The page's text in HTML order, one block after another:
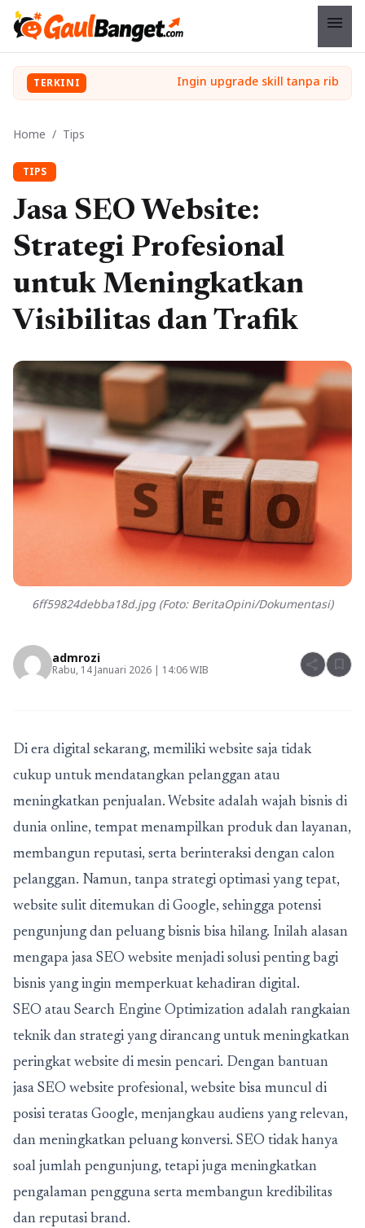
menu
TERKINI
Home / Tips
TIPS
Jasa SEO Website:
Strategi Profesional
untuk Meningkatkan
Visibilitas dan Trafik
6ff59824debba18d.jpg (Foto: BeritaOpini/Dokumentasi)
admrozi
Rabu, 14 Januari 2026 | 14:06 WIB share bookmark
Di era digital sekarang, memiliki website saja tidak
cukup untuk mendatangkan pelanggan atau
meningkatkan penjualan. Website adalah wajah bisnis di
dunia online, tempat menampilkan produk dan layanan,
membangun reputasi, serta berinteraksi dengan calon
pelanggan. Namun, tanpa strategi optimasi yang tepat,
website sulit ditemukan di Google, sehingga potensi
pengunjung dan peluang bisnis bisa hilang. Inilah alasan
mengapa jasa SEO website menjadi solusi penting bagi
bisnis yang ingin memperkuat kehadiran digital.
SEO atau Search Engine Optimization adalah rangkaian
teknik dan strategi yang dirancang untuk meningkatkan
peringkat website di mesin pencari. Dengan bantuan
jasa SEO website profesional, website bisa muncul di
posisi teratas Google, menjangkau audiens yang relevan,
dan meningkatkan peluang konversi. SEO tidak hanya
soal jumlah pengunjung, tetapi juga meningkatkan
pengalaman pengguna serta membangun kredibilitas
dan reputasi brand.